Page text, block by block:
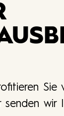
senden